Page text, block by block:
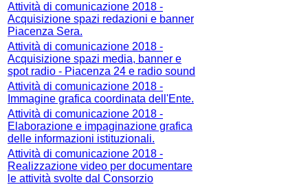
Attività di comunicazione 2018 -
Acquisizione spazi redazioni e banner
Piacenza Sera.
Attività di comunicazione 2018 -
Acquisizione spazi media, banner e
spot radio - Piacenza 24 e radio sound
Attività di comunicazione 2018 -
Immagine grafica coordinata dell'Ente.
Attività di comunicazione 2018 -
Elaborazione e impaginazione grafica
delle informazioni istituzionali.
Attività di comunicazione 2018 -
Realizzazione video per documentare
le attività svolte dal Consorzio